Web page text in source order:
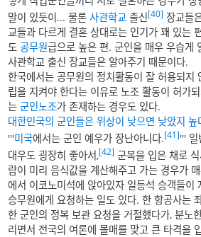
말이 있듯이... 물론사관학교 출신[40] 장교들
교들과 다르게 결혼 상대로는 인기가 꽤 있는
도공무원급으로 높은 편. 군인을 매우 우습게
사관학교 출신 장교들은 알아주기 때문이다.
한국에서는 공무원의 정치활동이 잘 허용되지
립을 지켜야 한다는 이유로 노조 활동이 허가
는군인노조가 존재하는 경우도 있다.
대한민국의 군인들은 위상이 낮으면 낮았지
'''미국에서는 군인 예우가 장난아니다.[41]''' 일
대우도 굉장히 좋아서,[42] 군복을 입은 채로
람이 미리 음식값을 계산해주고 가는 경우가
에서 이코노미석에 앉아있자 일등석 승객들이
승무원에게 요청하는 일도 있다. 한 항공사는
한 군인의 정복 보관 요청을 거절했다가, 분노
리면서 전국의 여론에 몰매를 맞고 큰 타격을